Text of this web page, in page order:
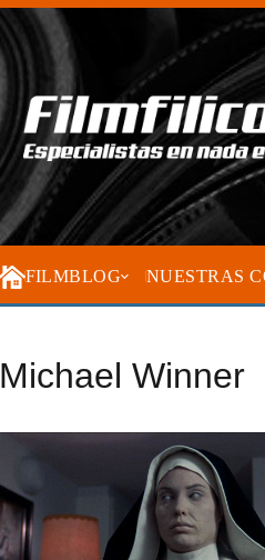
FILMBLOG NUESTRAS
Michael Winner